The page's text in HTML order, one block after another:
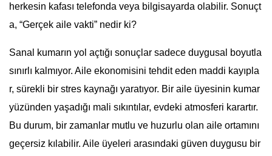
herkesin kafası telefonda veya bilgisayarda olabilir. Sonuçt
a, “Gerçek aile vakti” nedir ki?
Sanal kumarın yol açtığı sonuçlar sadece duygusal boyutla
sınırlı kalmıyor. Aile ekonomisini tehdit eden maddi kayıpla
r, sürekli bir stres kaynağı yaratıyor. Bir aile üyesinin kumar
yüzünden yaşadığı mali sıkıntılar, evdeki atmosferi karartır.
Bu durum, bir zamanlar mutlu ve huzurlu olan aile ortamını
geçersiz kılabilir. Aile üyeleri arasındaki güven duygusu bir